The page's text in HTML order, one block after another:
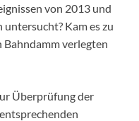
von 2013 und
untersucht? Kam es zu
Bahndamm verlegten
Überprüfung der